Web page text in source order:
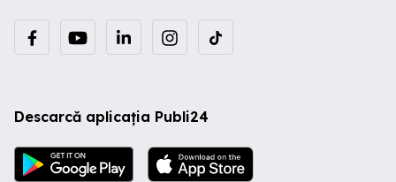
Descarcă aplicația Publi24